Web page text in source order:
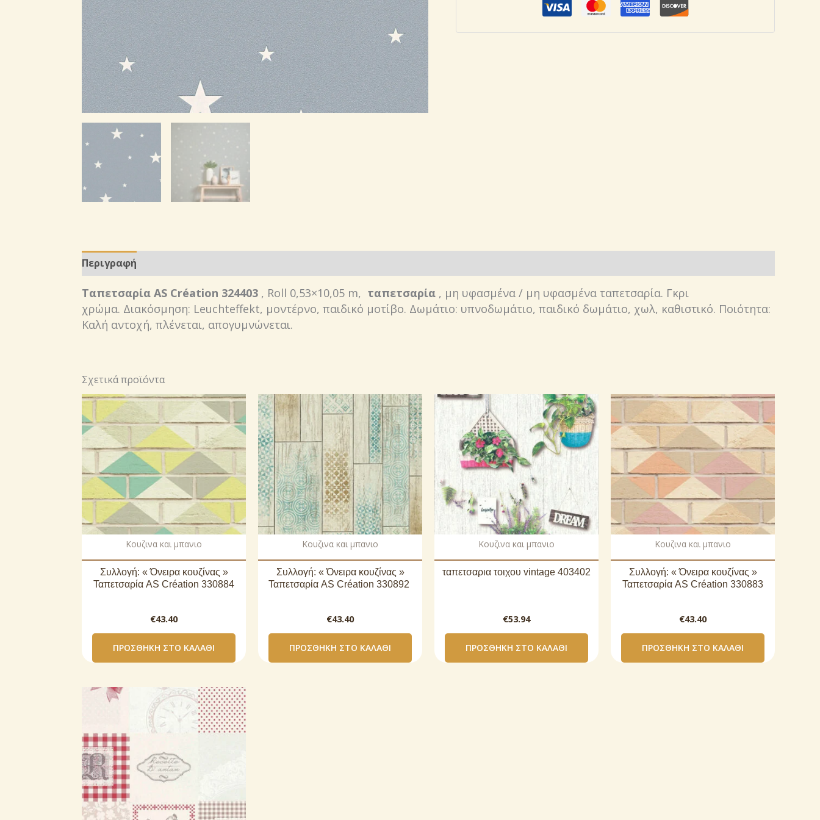
Περιγραφή
Ταπετσαρία AS Création 324403 , Roll 0,53×10,05 m, ταπετσαρία , μη υφασμένα / μη υφασμένα ταπετσαρία. Γκρι
χρώμα. Διακόσμηση: Leuchteffekt, μοντέρνο, παιδικό μοτίβο. Δωμάτιο: υπνοδωμάτιο, παιδικό δωμάτιο, χωλ, καθιστικό. Ποιότητα:
Καλή αντοχή, πλένεται, απογυμνώνεται.
Σχετικά προϊόντα
Κουζινα και μπανιο
Συλλογή: « Όνειρα κουζίνας »
Ταπετσαρία AS Création 330884
€43.40
ΠΡΟΣΘΉΚΗ ΣΤΟ ΚΑΛΆΘΙ
Κουζινα και μπανιο
Συλλογή: « Όνειρα κουζίνας »
Ταπετσαρία AS Création 330892
€43.40
ΠΡΟΣΘΉΚΗ ΣΤΟ ΚΑΛΆΘΙ
Κουζινα και μπανιο
ταπετσαρια τοιχου vintage 403402
€53.94
ΠΡΟΣΘΉΚΗ ΣΤΟ ΚΑΛΆΘΙ
Κουζινα και μπανιο
Συλλογή: « Όνειρα κουζίνας »
Ταπετσαρία AS Création 330883
€43.40
ΠΡΟΣΘΉΚΗ ΣΤΟ ΚΑΛΆΘΙ